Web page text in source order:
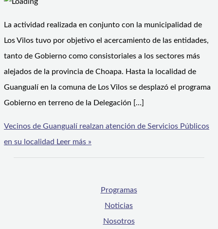
La actividad realizada en conjunto con la municipalidad de
Los Vilos tuvo por objetivo el acercamiento de las entidades,
tanto de Gobierno como consistoriales a los sectores más
alejados de la provincia de Choapa. Hasta la localidad de
Guangualí en la comuna de Los Vilos se desplazó el programa
Gobierno en terreno de la Delegación […]
Vecinos de Guangualí realzan atención de Servicios Públicos
en su localidad Leer más »
Programas
Noticias
Nosotros